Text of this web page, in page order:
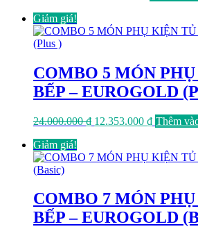
16.000.000 ₫.
là:
Giảm giá!
COMBO 5 MÓN
BẾP – EUROGOLD
24.000.000₫ Giá
24.000.000 ₫.
12.353.000 ₫Giá
là:
Thêm
Giảm giá!
COMBO 7 MÓN
BẾP – EUROGOLD